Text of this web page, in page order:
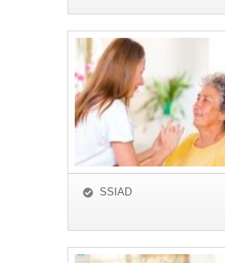
SSIAD